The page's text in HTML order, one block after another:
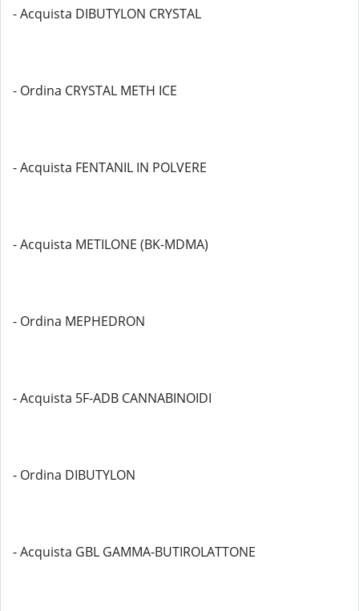
- Acquista DIBUTYLON CRYSTAL
- Ordina CRYSTAL METH ICE
- Acquista FENTANIL IN POLVERE
- Acquista METILONE (BK-MDMA)
- Ordina MEPHEDRON
- Acquista 5F-ADB CANNABINOIDI
- Ordina DIBUTYLON
- Acquista GBL GAMMA-BUTIROLATTONE